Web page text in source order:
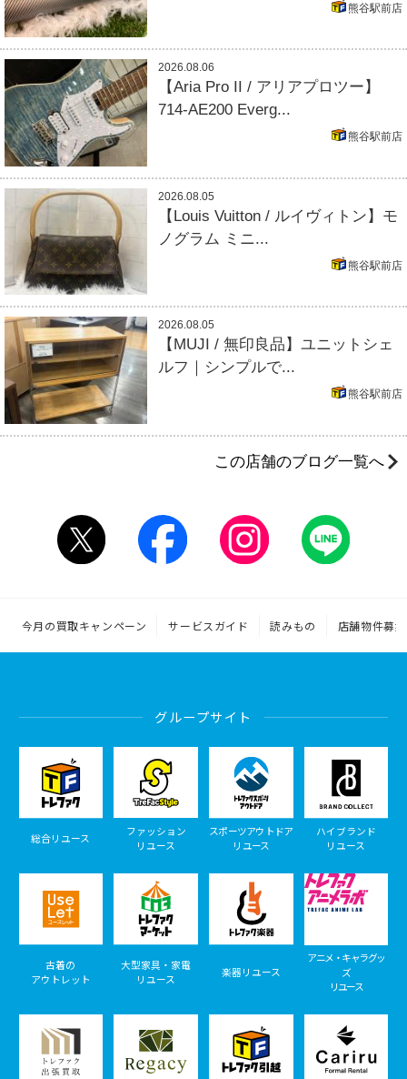
熊谷駅前店
2026.08.06
【Aria Pro II / アリアプロツー】
714-AE200 Everg...
熊谷駅前店
2026.08.05
【Louis Vuitton / ルイヴィトン】モ
ノグラム ミニ...
熊谷駅前店
2026.08.05
【MUJI / 無印良品】ユニットシェ
ルフ｜シンプルで...
熊谷駅前店
この店舗のブログ一覧へ
今月の買取キャンペーン サービスガイド 読みもの 店舗物件募集
グループサイト
総合リユース
ファッション
リユース
スポーツアウトドア
リユース
ハイブランド
リユース
古着の
アウトレット
大型家具・家電
リユース
楽器リユース
アニメ・キャラグッ
ズ
リユース